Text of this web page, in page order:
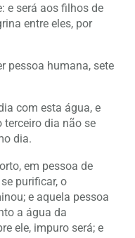
e será aos filhos de
entre eles, por
pessoa humana, sete
com esta água, e
terceiro dia não se
dia.
em pessoa de
purificar, o
e aquela pessoa
a água da
ele, impuro será; e